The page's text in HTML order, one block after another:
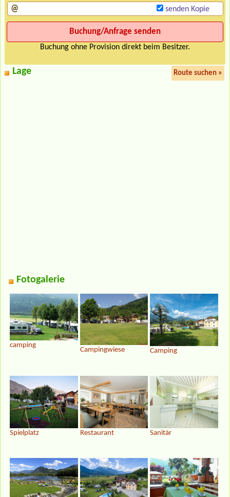
senden Kopie
Buchung ohne Provision direkt beim Besitzer.
Lage Route suchen »
Fotogalerie
camping
Campingwiese Camping
Spielplatz Restaurant Sanitär